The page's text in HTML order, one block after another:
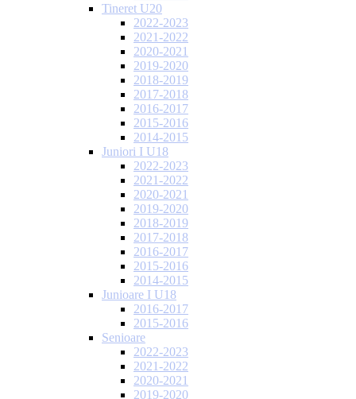
Tineret U20
2022-2023
2021-2022
2020-2021
2019-2020
2018-2019
2017-2018
2016-2017
2015-2016
2014-2015
Juniori I U18
2022-2023
2021-2022
2020-2021
2019-2020
2018-2019
2017-2018
2016-2017
2015-2016
2014-2015
Junioare I U18
2016-2017
2015-2016
Senioare
2022-2023
2021-2022
2020-2021
2019-2020